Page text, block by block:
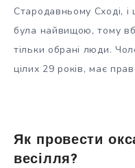
Стародавньому Сході,
була найвищою, тому
тільки обрані люди.
цілих 29 років, має
Як провести
весілля?